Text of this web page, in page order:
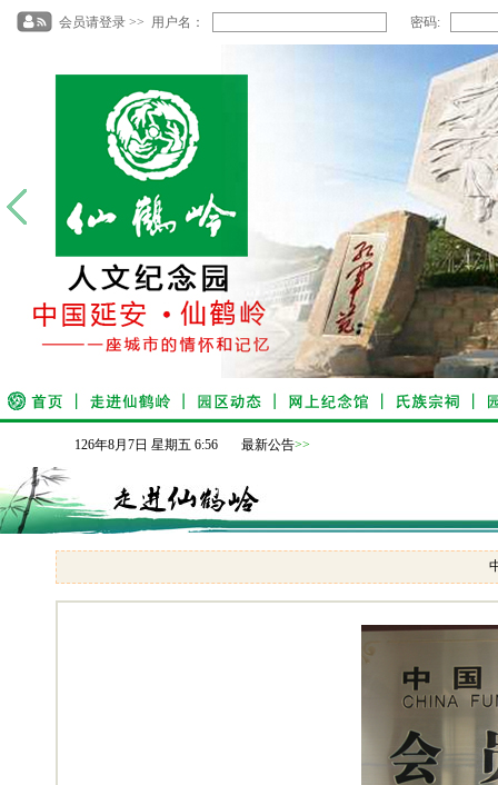
会员请登录 >> 用户名： 密码:
126年8月7日星期五6:56 最新公告>>